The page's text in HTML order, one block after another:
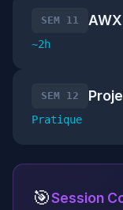
SEM 11 AWX
~2h
SEM 12
Pratique
🎯Session